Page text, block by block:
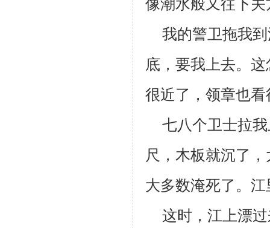
像潮水般又往下
我的警卫拖我
底，要我上去。
很近了，领章也
七八个卫士拉
尺，木板就沉了
大多数淹死了。
这时，江上漂